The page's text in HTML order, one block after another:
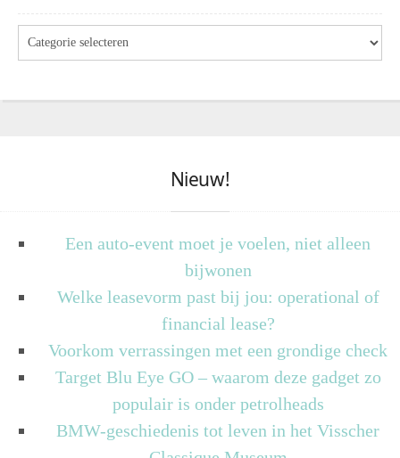
Nieuw!
Een auto-event moet je voelen, niet alleen
bijwonen
Welke leasevorm past bij jou: operational of
financial lease?
Voorkom verrassingen met een grondige check
Target Blu Eye GO – waarom deze gadget zo
populair is onder petrolheads
BMW-geschiedenis tot leven in het Visscher